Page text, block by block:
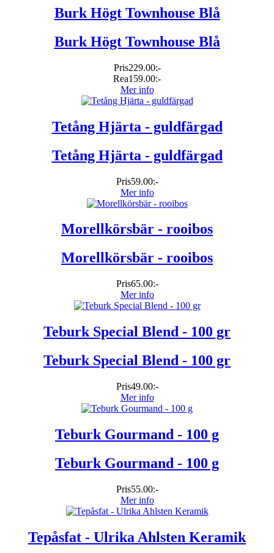
Burk Högt Townhouse Blå
Burk Högt Townhouse Blå
Pris229.00:-
Rea159.00:-
Mer info
Tetång Hjärta - guldfärgad
Tetång Hjärta - guldfärgad
Pris59.00:-
Mer info
Morellkörsbär - rooibos
Morellkörsbär - rooibos
Pris65.00:-
Mer info
Teburk Special Blend - 100 gr
Teburk Special Blend - 100 gr
Pris49.00:-
Mer info
Teburk Gourmand - 100 g
Teburk Gourmand - 100 g
Pris55.00:-
Mer info
Tepåsfat - Ulrika Ahlsten Keramik